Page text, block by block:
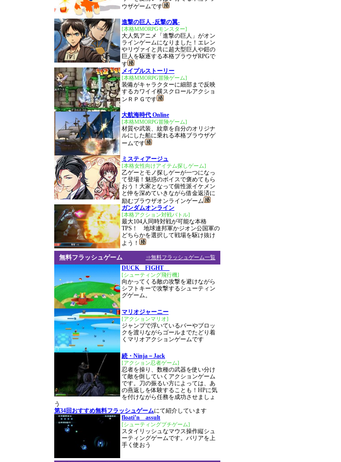
ウザゲームです
進撃の巨人 -反撃の翼-
[本格MMORPGモンスター]
大人気アニメ「進撃の巨人」がオン
ラインゲームになりました！エレン
やリヴァイと共に超大型巨人や鎧の
巨人を駆逐する本格ブラウザRPGで
す
メイプルストーリー
[本格MMORPG冒険ゲーム]
装備がキャラクターに細部まで反映
するカワイイ横スクロールアクショ
ンＲＰＧです
大航海時代 Online
[本格MMORPG冒険ゲーム]
材質や武装、紋章を自分のオリジナ
ルにした船に乗れる本格ブラウザゲ
ームです
ミスティアージュ
[本格女性向けアイテム探しゲーム]
乙ゲーとモノ探しゲーが一つになっ
て登場！魅惑のボイスで褒めてもら
おう！大家となって個性派イケメン
と仲を深めていきながら借金返済に
励むブラウザオンラインゲーム
ガンダムオンライン
[本格アクション対戦バトル]
最大104人同時対戦が可能な本格
TPS！ 地球連邦軍かジオン公国軍の
どちらかを選択して戦場を駆け抜け
よう！
⇒無料フラッシュゲーム一覧
無料フラッシュゲーム
DUCK FIGHT
[シューティング飛行機]
向かってくる敵の攻撃を避けながら
シフトキーで攻撃するシューティン
グゲーム。
マリオジャーニー
[アクションマリオ]
ジャンプで浮いているバーやブロッ
クを渡りながらゴールまでたどり着
くマリオアクションゲームです
続・Ninja－Jack
[アクション忍者ゲーム]
忍者を操り、数種の武器を使い分け
て敵を倒していくアクションゲーム
です。刀の振るい方によっては、あ
の燕返しを体験することも！HPに気
を付けながら任務を成功させましょ
う
第34回おすすめ無料フラッシュゲームにて紹介しています
floati’n assult
[シューティングプチゲーム]
スタイリッシュなマウス操作縦シュ
ーティングゲームです。バリアを上
手く使おう